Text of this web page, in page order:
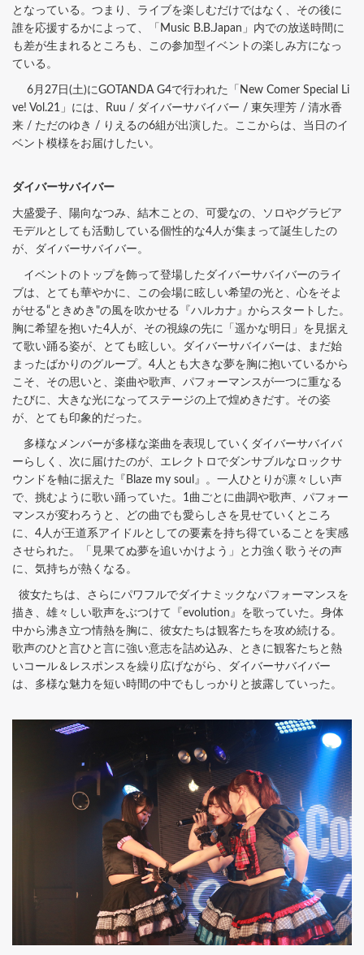
となっている。つまり、ライブを楽しむだけではなく、その後に
誰を応援するかによって、「Music B.B.Japan」内での放送時間に
も差が生まれるところも、この参加型イベントの楽しみ方になっ
ている。
6月27日(土)にGOTANDA G4で行われた「New Comer Special Li
ve! Vol.21」には、Ruu / ダイバーサバイバー / 東矢理芳 / 清水香
来 / ただのゆき / りえるの6組が出演した。ここからは、当日のイ
ベント模様をお届けしたい。
ダイバーサバイバー
大盛愛子、陽向なつみ、結木ことの、可愛なの、ソロやグラビア
モデルとしても活動している個性的な4人が集まって誕生したの
が、ダイバーサバイバー。
イベントのトップを飾って登場したダイバーサバイバーのライ
ブは、とても華やかに、この会場に眩しい希望の光と、心をそよ
がせる“ときめき"の風を吹かせる『ハルカナ』からスタートした。
胸に希望を抱いた4人が、その視線の先に「遥かな明日」を見据え
て歌い踊る姿が、とても眩しい。ダイバーサバイバーは、まだ始
まったばかりのグループ。4人とも大きな夢を胸に抱いているから
こそ、その思いと、楽曲や歌声、パフォーマンスが一つに重なる
たびに、大きな光になってステージの上で煌めきだす。その姿
が、とても印象的だった。
多様なメンバーが多様な楽曲を表現していくダイバーサバイバ
ーらしく、次に届けたのが、エレクトロでダンサブルなロックサ
ウンドを軸に据えた『Blaze my soul』。一人ひとりが凛々しい声
で、挑むように歌い踊っていた。1曲ごとに曲調や歌声、パフォー
マンスが変わろうと、どの曲でも愛らしさを見せていくところ
に、4人が王道系アイドルとしての要素を持ち得ていることを実感
させられた。「見果てぬ夢を追いかけよう」と力強く歌うその声
に、気持ちが熱くなる。
彼女たちは、さらにパワフルでダイナミックなパフォーマンスを
描き、雄々しい歌声をぶつけて『evolution』を歌っていた。身体
中から沸き立つ情熱を胸に、彼女たちは観客たちを攻め続ける。
歌声のひと言ひと言に強い意志を詰め込み、ときに観客たちと熱
いコール＆レスポンスを繰り広げながら、ダイバーサバイバー
は、多様な魅力を短い時間の中でもしっかりと披露していった。